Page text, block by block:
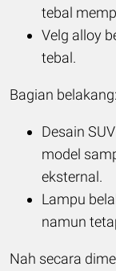
tebal
Velg alloy
tebal.
Bagian belakang:
Desain
model
eksternal.
Lampu
namun
Nah secara